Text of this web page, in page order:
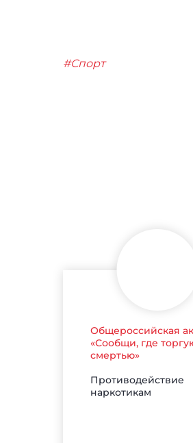
#Спорт
Общероссийская
«Сообщи, где
смертью»
Противодействие
наркотикам